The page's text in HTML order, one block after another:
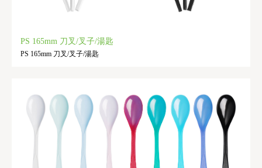
PS 165mm 刀叉/叉子/湯匙
PS 165mm 刀叉/叉子/湯匙